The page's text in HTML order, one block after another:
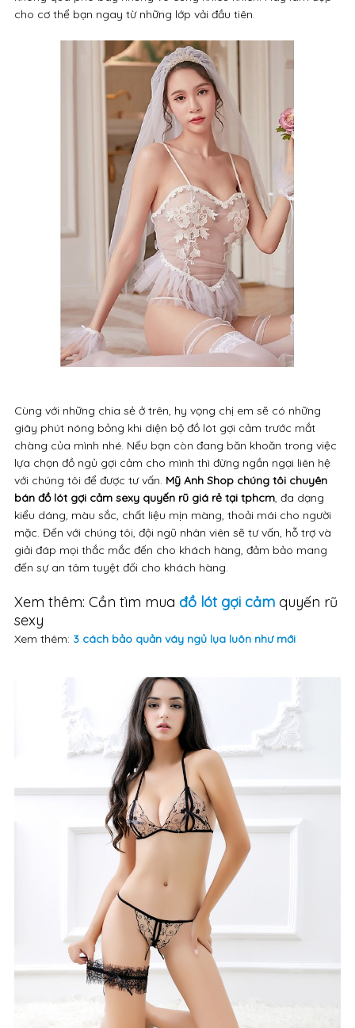
cho cơ thể bạn ngay từ những lớp vải đầu tiên.
Cùng với những chia sẻ ở trên, hy vọng chị em sẽ có những
giây phút nóng bỏng khi diện bộ đồ lót gợi cảm trước mắt
chàng của mình nhé. Nếu bạn còn đang băn khoăn trong việc
lựa chọn đồ ngủ gợi cảm cho mình thì đừng ngần ngại liên hệ
với chúng tôi để được tư vấn. Mỹ Anh Shop chúng tôi chuyên
bán đồ lót gợi cảm sexy quyến rũ giá rẻ tại tphcm, đa dạng
kiểu dáng, màu sắc, chất liệu mịn màng, thoải mái cho người
mặc. Đến với chúng tôi, đội ngũ nhân viên sẽ tư vấn, hỗ trợ và
giải đáp mọi thắc mắc đến cho khách hàng, đảm bảo mang
đến sự an tâm tuyệt đối cho khách hàng.
Xem thêm: Cần tìm mua đồ lót gợi cảmquyến rũ
sexy
Xem thêm: 3 cách bảo quản váy ngủ lụa luôn như mới